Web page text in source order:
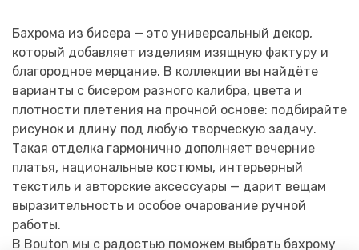
Бахрома из бисера — это универсальный декор,
который добавляет изделиям изящную фактуру и
благородное мерцание. В коллекции вы найдёте
варианты с бисером разного калибра, цвета и
плотности плетения на прочной основе: подбирайте
рисунок и длину под любую творческую задачу.
Такая отделка гармонично дополняет вечерние
платья, национальные костюмы, интерьерный
текстиль и авторские аксессуары — дарит вещам
выразительность и особое очарование ручной
работы.
В Bouton мы с радостью поможем выбрать бахрому